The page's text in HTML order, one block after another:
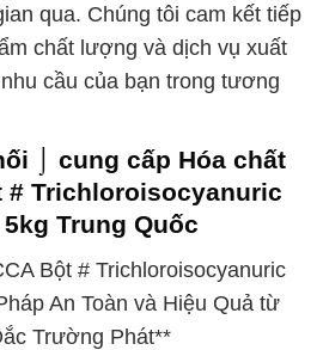
qua. Chúng tôi cam kết tiếp
chất lượng và dịch vụ xuất
cầu của bạn trong tương
⌡ cung cấp Hóa chất
# Trichloroisocyanuric
Trung Quốc
Bột # Trichloroisocyanuric
An Toàn và Hiệu Quả từ
Trường Phát**